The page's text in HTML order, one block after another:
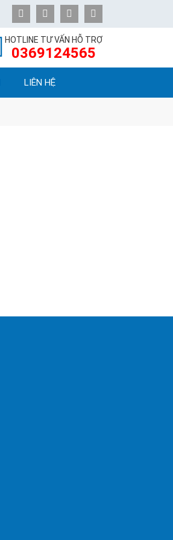
HOTLINE TƯ VẤN HỖ TRỢ
0369124565
LIÊN HỆ